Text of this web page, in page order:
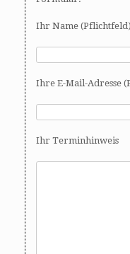
Ihr Name (Pflichtfeld)
Ihre E-Mail-Adresse
Ihr Terminhinweis